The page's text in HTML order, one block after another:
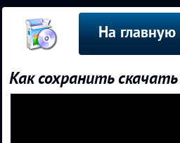
На главную
Как сохранить